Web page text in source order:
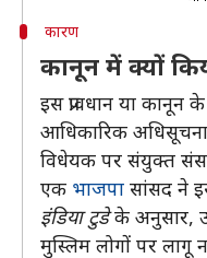
कारण
कानून में क्यों
इस प्रावधान या
आधिकारिक
विधेयक पर संयुक्त
एक भाजपा सांसद ने
इंडिया टुडेके अनुसार,
मुस्लिम लोगों पर लागू